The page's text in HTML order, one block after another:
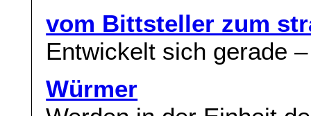
vom Bittsteller zum
Entwickelt sich gerade
Würmer